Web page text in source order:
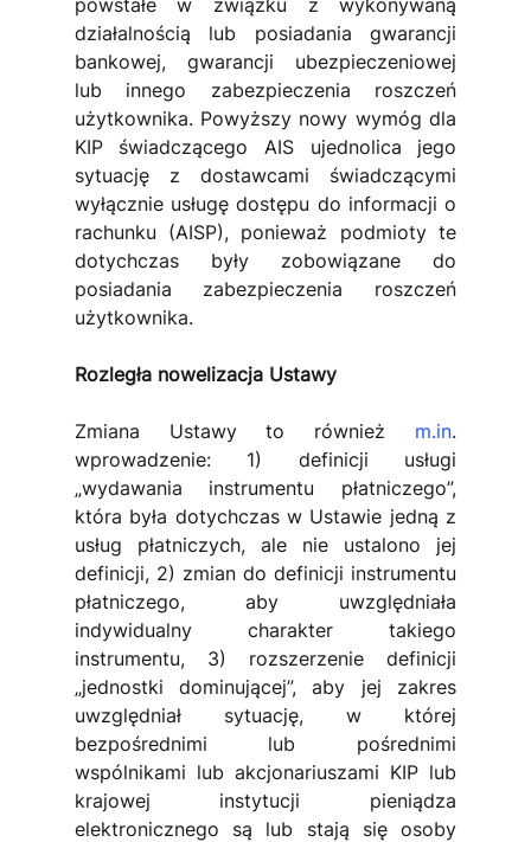
powstałe w związku z wykonywaną
działalnością lub posiadania gwarancji
bankowej, gwarancji ubezpieczeniowej
lub innego zabezpieczenia roszczeń
użytkownika. Powyższy nowy wymóg dla
KIP świadczącego AIS ujednolica jego
sytuację z dostawcami świadczącymi
wyłącznie usługę dostępu do informacji o
rachunku (AISP), ponieważ podmioty te
dotychczas były zobowiązane do
posiadania zabezpieczenia roszczeń
użytkownika.
Rozległa nowelizacja Ustawy
Zmiana Ustawy to również m.in.
wprowadzenie: 1) definicji usługi
„wydawania instrumentu płatniczego”,
która była dotychczas w Ustawie jedną z
usług płatniczych, ale nie ustalono jej
definicji, 2) zmian do definicji instrumentu
płatniczego, aby uwzględniała
indywidualny charakter takiego
instrumentu, 3) rozszerzenie definicji
„jednostki dominującej”, aby jej zakres
uwzględniał sytuację, w której
bezpośrednimi lub pośrednimi
wspólnikami lub akcjonariuszami KIP lub
krajowej instytucji pieniądza
elektronicznego są lub stają się osoby